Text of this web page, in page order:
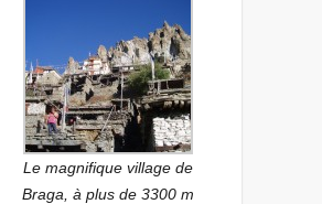
Le magnifique village de
Braga, à plus de 3300 m